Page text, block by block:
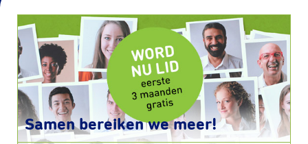
Samen bereiken we meer!